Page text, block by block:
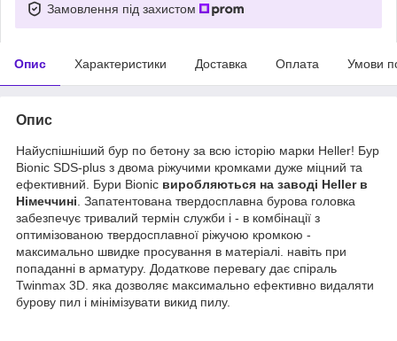
Замовлення під захистом
Опис Характеристики Доставка Оплата Умови
Опис
Найуспішніший бур по бетону за всю історію марки Heller! Бур
Bionic SDS-plus з двома ріжучими кромками дуже міцний та
ефективний. Бури Bionic виробляються на заводі Heller в
Німеччині . Запатентована твердосплавна бурова головка
забезпечує тривалий термін служби і - в комбінації з
оптимізованою твердосплавної ріжучою кромкою -
максимально швидке просування в матеріалі. навіть при
попаданні в арматуру. Додаткове перевагу дає спіраль
Twinmax 3D. яка дозволяє максимально ефективно видаляти
бурову пил і мінімізувати викид пилу.